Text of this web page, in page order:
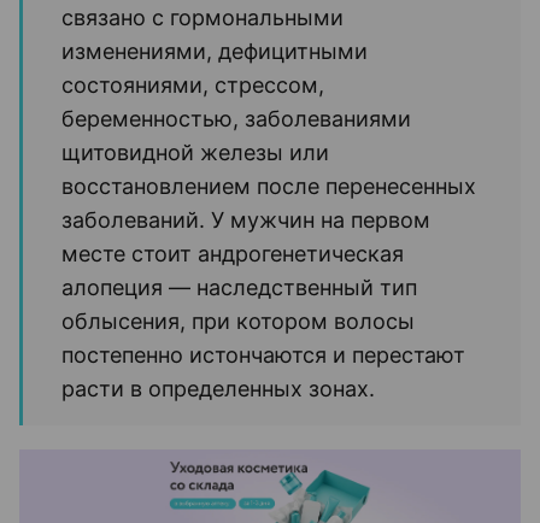
связано с гормональными
изменениями, дефицитными
состояниями, стрессом,
беременностью, заболеваниями
щитовидной железы или
восстановлением после перенесенных
заболеваний. У мужчин на первом
месте стоит андрогенетическая
алопеция — наследственный тип
облысения, при котором волосы
постепенно истончаются и перестают
расти в определенных зонах.